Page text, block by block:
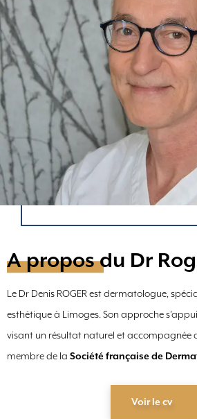
A propos du Dr
Le Dr Denis ROGER est dermatologue,
esthétique à Limoges. Son approche
visant un résultat naturel et accompagnée
membre de la Société française de
Voir le cv